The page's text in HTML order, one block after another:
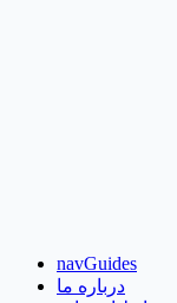
navGuides
درباره ما